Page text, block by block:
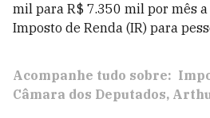
mil para R$ 7.350 mil por mês
Imposto de Renda (IR) para
Acompanhe tudo sobre:
Câmara dos Deputados